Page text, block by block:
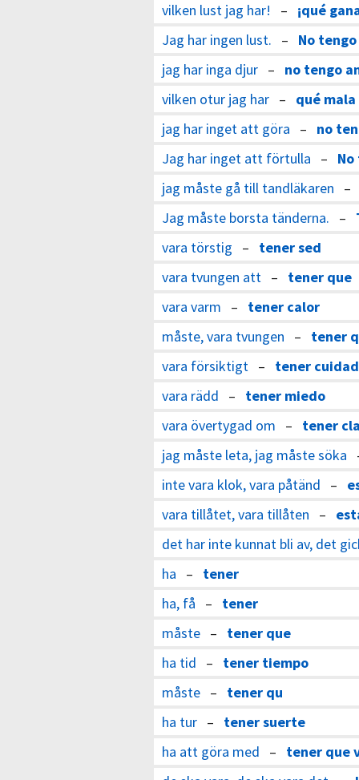
vilken lust jag har! – ¡qué
Jag har ingen lust. – No
jag har inga djur – no tengo
vilken otur jag har – qué
jag har inget att göra – no
Jag har inget att förtulla –
jag måste gå till tandläkaren
Jag måste borsta tänderna. –
vara törstig – tener sed
vara tvungen att – tener que
vara varm – tener calor
måste, vara tvungen – tener
vara försiktigt – tener
vara rädd – tener miedo
vara övertygad om – tener
jag måste leta, jag måste söka
inte vara klok, vara påtänd –
vara tillåtet, vara tillåten –
det har inte kunnat bli av, det
ha – tener
ha, få – tener
måste – tener que
ha tid – tener tiempo
måste – tener qu
ha tur – tener suerte
ha att göra med – tener que